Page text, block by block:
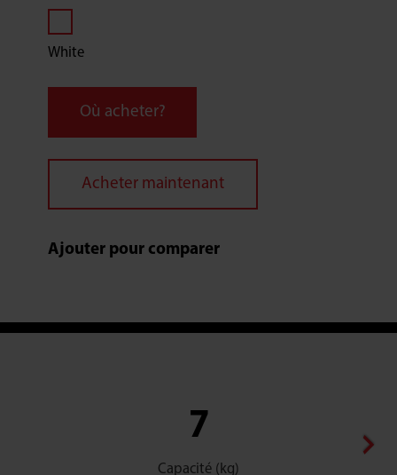
White
Où acheter?
Acheter maintenant
Ajouter pour comparer
7
Capacité (kg)